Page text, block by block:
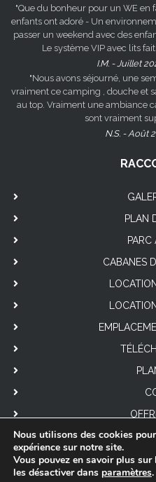
"Que du bonheur pour un WE
enfants ont adoré - Un
passer un weekend avec des
Le système VIP avec lits
I.M. - Juillet
"Nous avons séjourné, une
vraiment ce camping , douche et
au top. Vraiment une ambiance
sont vraiment
N.S. - Août
PLAN
PARC
CABANES
Nous utilisons des cookies
expérience sur notre site.
Vous pouvez en savoir plus
les désactiver dans paramètres.